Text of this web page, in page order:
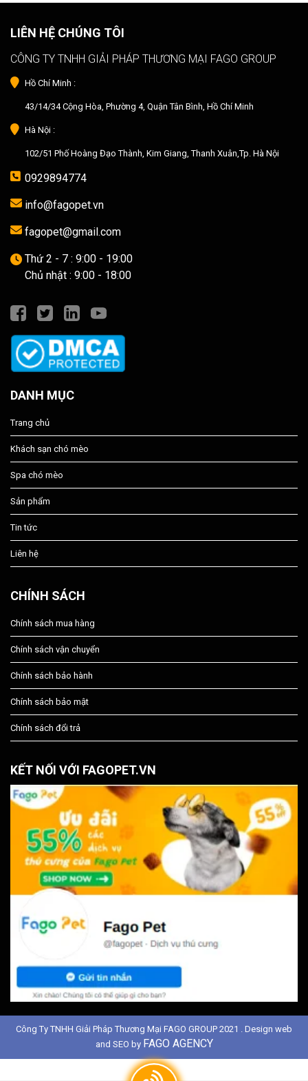
LIÊN HỆ CHÚNG TÔI
CÔNG TY TNHH GIẢI PHÁP THƯƠNG MẠI FAGO GROUP
Hồ Chí Minh :
43/14/34 Cộng Hòa, Phường 4, Quận Tân Bình, Hồ Chí Minh
Hà Nội :
102/51 Phố Hoàng Đạo Thành, Kim Giang, Thanh Xuân,Tp. Hà Nội
0929894774
info@fagopet.vn
fagopet@gmail.com
Thứ 2 - 7 : 9:00 - 19:00
Chủ nhật : 9:00 - 18:00
DANH MỤC
Trang chủ
Khách sạn chó mèo
Spa chó mèo
Sản phẩm
Tin tức
Liên hệ
CHÍNH SÁCH
Chính sách mua hàng
Chính sách vận chuyển
Chính sách bảo hành
Chính sách bảo mật
Chính sách đổi trả
KẾT NỐI VỚI FAGOPET.VN
Công Ty TNHH Giải Pháp Thương Mại FAGO GROUP 2021 . Design web
and SEO by FAGO AGENCY